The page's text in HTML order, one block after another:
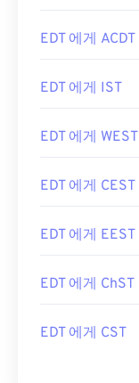
EDT 에게 ACDT
EDT 에게 IST
EDT 에게 WEST
EDT 에게 CEST
EDT 에게 EEST
EDT 에게 ChST
EDT 에게 CST